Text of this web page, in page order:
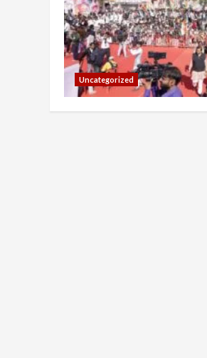
Uncategorized